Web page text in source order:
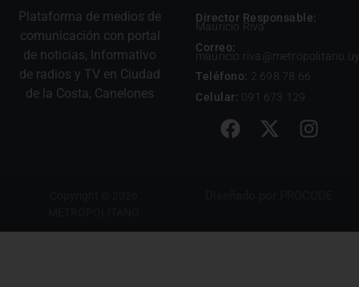
Plataforma de medios de
comunicación con portal
de noticias, Informativo
de radios y TV en Ciudad
de la Costa, Canelones
Director Responsable:
Mauricio Riva
Correo:
mauricio.riva@metropolitano.uy
Teléfono: 2 698 78 66
Celular: 091 673 129